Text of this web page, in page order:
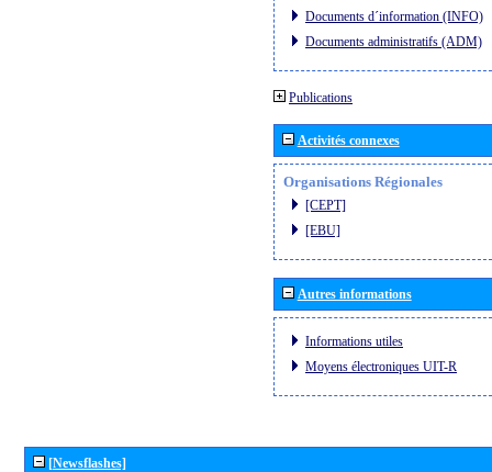
Documents d´information (INFO)
Documents administratifs (ADM)
Publications
Activités connexes
Organisations Régionales
[CEPT]
[EBU]
Autres informations
Informations utiles
Moyens électroniques UIT-R
[Newsflashes]